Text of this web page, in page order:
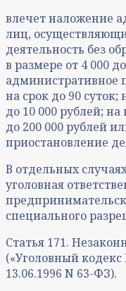
влечет наложение
лиц,
деятельность без
в размере от 4 000
административное
на срок до 90
до 10 000 рублей;
до 200 000 рублей
приостановление
В отдельных
уголовная
специального
Статья 171.
(«Уголовный
13.06.1996 N 63-ФЗ).